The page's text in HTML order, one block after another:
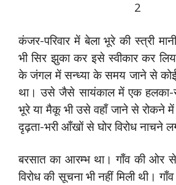
2
कंजर-परिवार में बेला भूरे की स्त्री
भी सिर झुका कर इसे स्वीकार कर
के जंगल में सन्ध्या के समय जाने से कोई
था। उसे जैसे सायंकाल में एक हलका-
भूरे या मैकू भी उसे वहाँ जाने से रोकने
दृढ़ता-भरी आँखों से घोर विरोध नाचने
बरसात का आरम्भ था। गाँव की ओर
विरोध की सूचना भी नहीं मिली थी।